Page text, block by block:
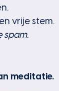
vrije stem.
spam.
meditatie.